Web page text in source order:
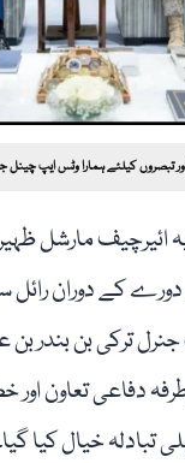
اور تبصروں کیلئے ہمارا وٹس ایپ چینل
ائیرچیف مارشل
کے دوران رائل
ترکی بن بندر
دفاعی تعاون
تبادلہ خیال کیا